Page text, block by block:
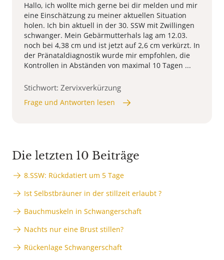
Hallo, ich wollte mich gerne bei dir melden und mir
eine Einschätzung zu meiner aktuellen Situation
holen. Ich bin aktuell in der 30. SSW mit Zwillingen
schwanger. Mein Gebärmutterhals lag am 12.03.
noch bei 4,38 cm und ist jetzt auf 2,6 cm verkürzt. In
der Pränataldiagnostik wurde mir empfohlen, die
Kontrollen in Abständen von maximal 10 Tagen ...
Stichwort: Zervixverkürzung
Frage und Antworten lesen
Die letzten 10 Beiträge
8.SSW: Rückdatiert um 5 Tage
Ist Selbstbräuner in der stillzeit erlaubt ?
Bauchmuskeln in Schwangerschaft
Nachts nur eine Brust stillen?
Rückenlage Schwangerschaft